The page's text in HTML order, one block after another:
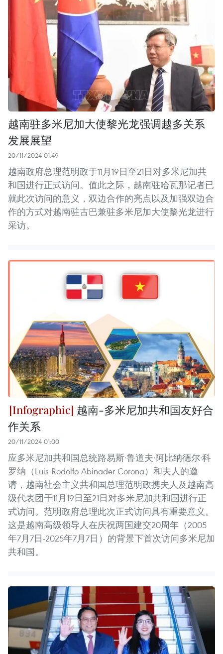
越南驻多米尼加大使黎光龙强调越多关系
发展展望
20/11/2024 01:49
越南政府总理范明政于11月19日至21日对多米尼加共
和国进行正式访问。值此之际，越南驻哈瓦那记者已
就此次访问的意义，双边合作的亮点以及加强双边合
作的方式对越南驻古巴兼驻多米尼加大使黎光龙进行
采访。
越南-多米尼加共和国友好合
作关系
20/11/2024 01:00
应多米尼加共和国总统路易斯·鲁道夫·阿比纳德尔·科
罗纳（Luis Rodolfo Abinader Corona）和夫人的邀
请，越南社会主义共和国总理范明政携夫人及越南高
级代表团于11月19日至21日对多米尼加共和国进行正
式访问。范明政府总理此次正式访问具有重要意义。
这是越南高级领导人在庆祝两国建交20周年（2005
年7月7日-2025年7月7日）的背景下首次访问多米尼加
共和国。